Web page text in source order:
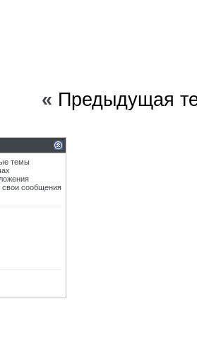
« Предыдущая
темы
свои сообщения